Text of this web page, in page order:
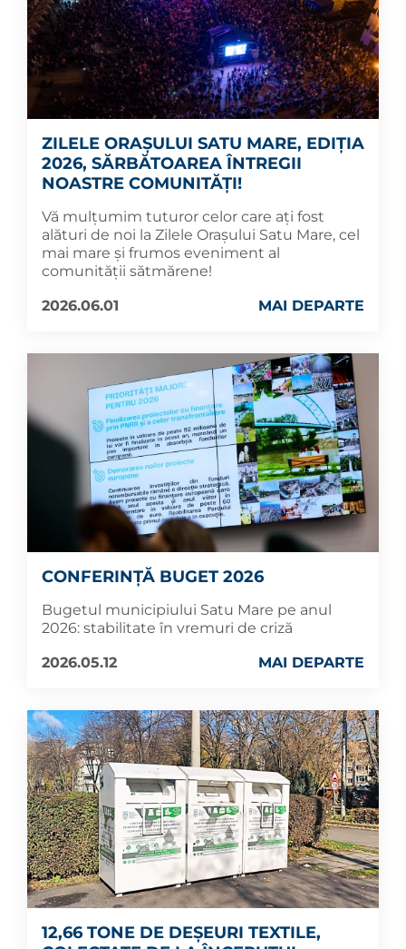
ZILELE ORAȘULUI SATU MARE, EDIȚIA
2026, SĂRBĂTOAREA ÎNTREGII
NOASTRE COMUNITĂȚI!
Vă mulțumim tuturor celor care ați fost
alături de noi la Zilele Orașului Satu Mare, cel
mai mare și frumos eveniment al
comunității sătmărene!
2026.06.01
MAI DEPARTE
CONFERINȚĂ BUGET 2026
Bugetul municipiului Satu Mare pe anul
2026: stabilitate în vremuri de criză
2026.05.12
MAI DEPARTE
12,66 TONE DE DEȘEURI TEXTILE,